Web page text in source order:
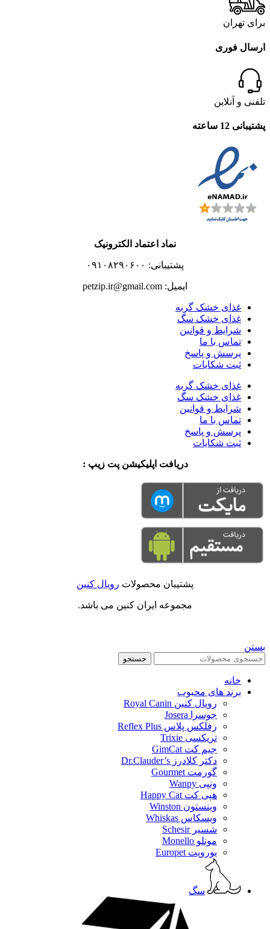
برای تهران
ارسال فوری
تلفنی و آنلاین
پشتیبانی 12 ساعته
نماد اعتماد الکترونیک
پشتیبانی: ۰۹۱۰۸۲۹۰۶۰۰
ایمیل: petzip.ir@gmail.com
غذای خشک گربه
غذای خشک سگ
شرایط و قوانین
تماس با ما
پرسش و پاسخ
ثبت شکایات
غذای خشک گربه
غذای خشک سگ
شرایط و قوانین
تماس با ما
پرسش و پاسخ
ثبت شکایات
دریافت اپلیکیشن پت زیپ :
پشتیبان محصولات رویال کنین
مجموعه ایران کنین می باشد.
بستن
جستجو
خانه
برند های محبوب
رویال کنین Royal Canin
جوسرا Josera
رفلکس پلاس Reflex Plus
تریکسی Trixie
جیم کت GimCat
دکتر کلادرز Dr.Clauder’s
گورمت Gourmet
ونپی Wanpy
هپی کت Happy Cat
وینستون Winston
ویسکاس Whiskas
شسیر Schesir
مونلو Monello
یوروپت Europet
سگ